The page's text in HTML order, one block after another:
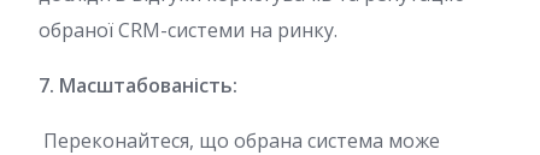
обраної CRM-системи на ринку.
7. Масштабованість:
Переконайтеся, що обрана система може